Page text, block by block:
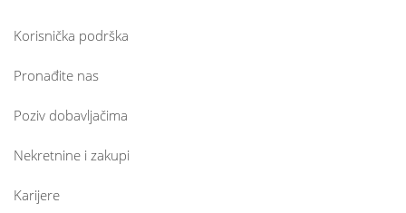
Korisnička podrška
Pronađite nas
Poziv dobavljačima
Nekretnine i zakupi
Karijere